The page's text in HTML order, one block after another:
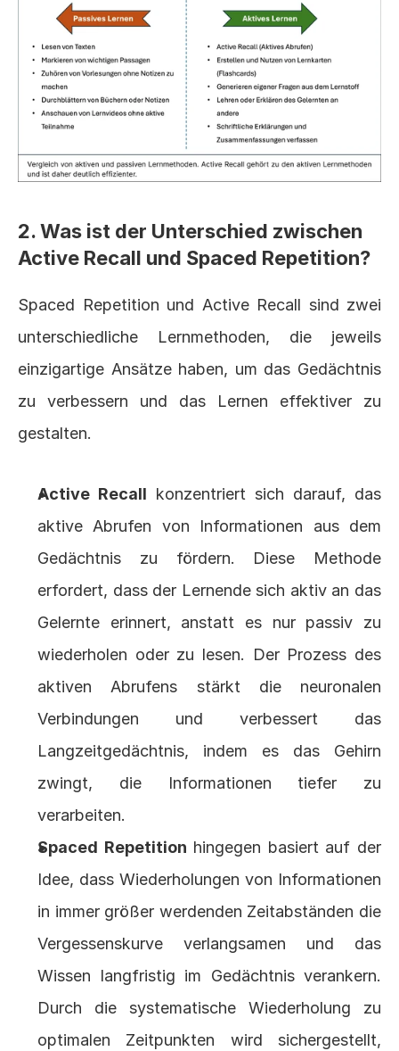
2. Was ist der Unterschied zwischen
Active Recall und Spaced Repetition?
Spaced Repetition und Active Recall sind zwei
unterschiedliche Lernmethoden, die jeweils
einzigartige Ansätze haben, um das Gedächtnis
zu verbessern und das Lernen effektiver zu
gestalten.
Active Recall konzentriert sich darauf, das
aktive Abrufen von Informationen aus dem
Gedächtnis zu fördern. Diese Methode
erfordert, dass der Lernende sich aktiv an das
Gelernte erinnert, anstatt es nur passiv zu
wiederholen oder zu lesen. Der Prozess des
aktiven Abrufens stärkt die neuronalen
Verbindungen und verbessert das
Langzeitgedächtnis, indem es das Gehirn
zwingt, die Informationen tiefer zu
verarbeiten.
Spaced Repetition hingegen basiert auf der
Idee, dass Wiederholungen von Informationen
in immer größer werdenden Zeitabständen die
Vergessenskurve verlangsamen und das
Wissen langfristig im Gedächtnis verankern.
Durch die systematische Wiederholung zu
optimalen Zeitpunkten wird sichergestellt,